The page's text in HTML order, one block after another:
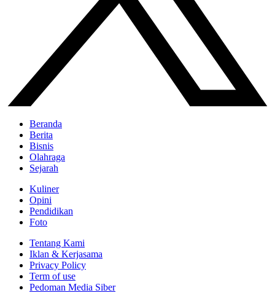
Beranda
Berita
Bisnis
Olahraga
Sejarah
Kuliner
Opini
Pendidikan
Foto
Tentang Kami
Iklan & Kerjasama
Privacy Policy
Term of use
Pedoman Media Siber